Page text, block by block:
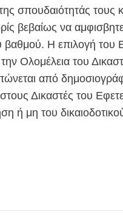
σπουδαιότητάς τους
βεβαίως να
Η επιλογή του
του
από
Δικαστές του
ή μη του